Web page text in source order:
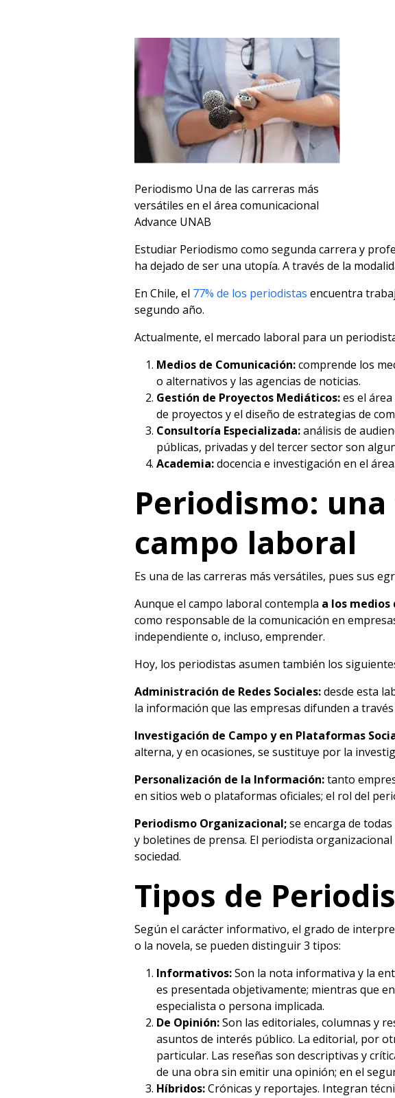
Periodismo Una de las carreras más
versátiles en el área comunicacional
Advance UNAB
Estudiar Periodismo como segunda carrera y
ha dejado de ser una utopía. A través de la
En Chile, el 77% de los periodistas encuentra
segundo año.
Actualmente, el mercado laboral para un
Medios de Comunicación:comprende los
o alternativos y las agencias de noticias.
Gestión de Proyectos Mediáticos:es el
de proyectos y el diseño de estrategias de
Consultoría Especializada:análisis de
públicas, privadas y del tercer sector son
Academia:docencia e investigación en el área.
Periodismo:
campo laboral
Es una de las carreras más versátiles, pues sus
Aunque el campo laboral contempla a los
como responsable de la comunicación en
independiente o, incluso, emprender.
Hoy, los periodistas asumen también los
Administración de Redes Sociales:desde esta
la información que las empresas difunden a
Investigación de Campo y en Plataformas
alterna, y en ocasiones, se sustituye por la
Personalización de la Información:tanto
en sitios web o plataformas oficiales; el rol del
Periodismo Organizacional;se encarga de
y boletines de prensa. El periodista
sociedad.
Tipos de
Según el carácter informativo, el grado de
o la novela, se pueden distinguir 3 tipos:
Informativos:Son la nota informativa y la
es presentada objetivamente; mientras que
especialista o persona implicada.
De Opinión:Son las editoriales, columnas y
asuntos de interés público. La editorial, por
particular. Las reseñas son descriptivas y
de una obra sin emitir una opinión; en el
Híbridos:Crónicas y reportajes. Integran